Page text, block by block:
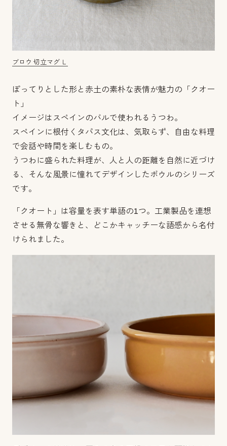
ブロウ 切立マグ Ｌ
ぽってりとした形と赤土の素朴な表情が魅力の「クオー
ト」
イメージはスペインのバルで使われるうつわ。
スペインに根付くタパス文化は、気取らず、自由な料理
で会話や時間を楽しむもの。
うつわに盛られた料理が、人と人の距離を自然に近づけ
る、そんな風景に憧れてデザインしたボウルのシリーズ
です。
「クオート」は容量を表す単語の1つ。工業製品を連想
させる無骨な響きと、どこかキャッチーな語感から名付
けられました。